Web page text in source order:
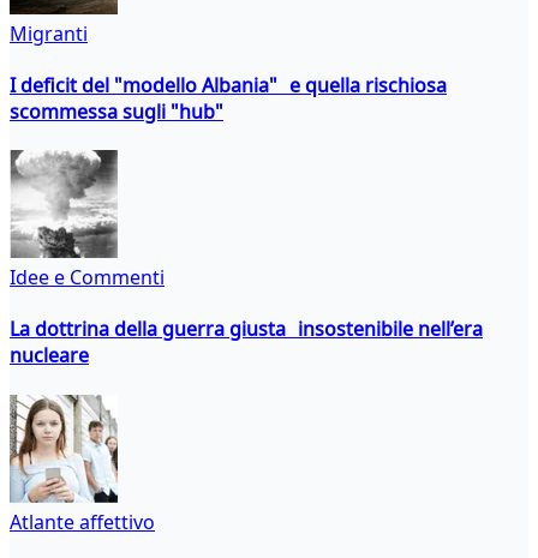
Migranti
I deficit del "modello Albania" e quella rischiosa
scommessa sugli "hub"
Idee e Commenti
La dottrina della guerra giusta insostenibile nell’era
nucleare
Atlante affettivo